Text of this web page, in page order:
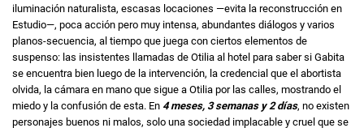
iluminación naturalista, escasas locaciones —evita la reconstrucción en
Estudio—, poca acción pero muy intensa, abundantes diálogos y varios
planos-secuencia, al tiempo que juega con ciertos elementos de
suspenso: las insistentes llamadas de Otilia al hotel para saber si Gabita
se encuentra bien luego de la intervención, la credencial que el abortista
olvida, la cámara en mano que sigue a Otilia por las calles, mostrando el
miedo y la confusión de esta. En 4 meses, 3 semanas y 2 días, no existen
personajes buenos ni malos, solo una sociedad implacable y cruel que se